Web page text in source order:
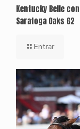
Kentucky Belle
Saratoga Oaks G2
Entrar